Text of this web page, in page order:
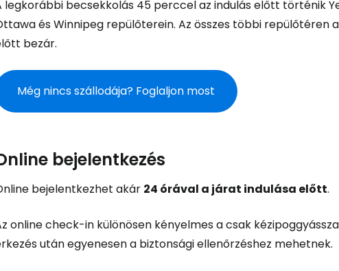
legkorábbi becsekkolás 45 perccel az indulás előtt történik
és Winnipeg repülőterein. Az összes többi repülőtéren
bezár.
Még nincs szállodája? Foglaljon most
bejelentkezés
bejelentkezhet akár 24 órával a járat indulása előtt.
online check-in különösen kényelmes a csak
után egyenesen a biztonsági ellenőrzéshez mehetnek.